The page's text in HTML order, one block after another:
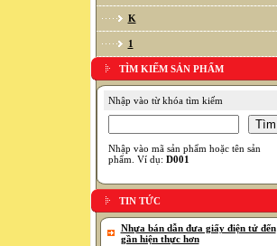
K
1
TÌM KIẾM SẢN PHẨM
Nhập vào từ khóa tìm kiếm
Nhập vào mã sản phẩm hoặc tên sản
phẩm. Ví dụ: D001
TIN TỨC
Nhựa bán dẫn đưa giấy điện tử đến
gần hiện thực hơn